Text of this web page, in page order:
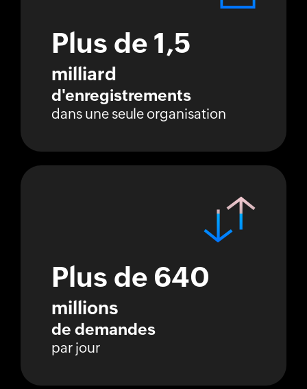
Plus de 1,5
milliard
d'enregistrements
dans une seule organisation
Plus de 640
millions
de demandes
par jour